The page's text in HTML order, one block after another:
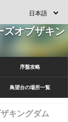
オブザキン
序盤攻略
鳥望台の場所一覧
キングダム